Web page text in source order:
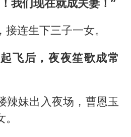
连生下三子一女。
飞后，夜夜笙歌成常
辣妹出入夜场，曹恩玉